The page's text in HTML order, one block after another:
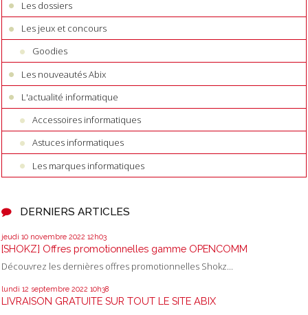
Les dossiers
Les jeux et concours
Goodies
Les nouveautés Abix
L'actualité informatique
Accessoires informatiques
Astuces informatiques
Les marques informatiques
DERNIERS ARTICLES
jeudi 10 novembre 2022 12h03
[SHOKZ] Offres promotionnelles gamme OPENCOMM
Découvrez les dernières offres promotionnelles Shokz...
lundi 12 septembre 2022 10h38
LIVRAISON GRATUITE SUR TOUT LE SITE ABIX
internet -
Annuaire
Ref€uros-t'a
-
Annuaire
de sites internet-
10 annuaires--
référencement
site
--Annuaire
Le Repertoire-
Annuaire
généraliste
annuland-
Annuaire liens-
référencement
Paris Métropole-
indexation
thematique-
Portail Internet -
moteur de
recherche - hit